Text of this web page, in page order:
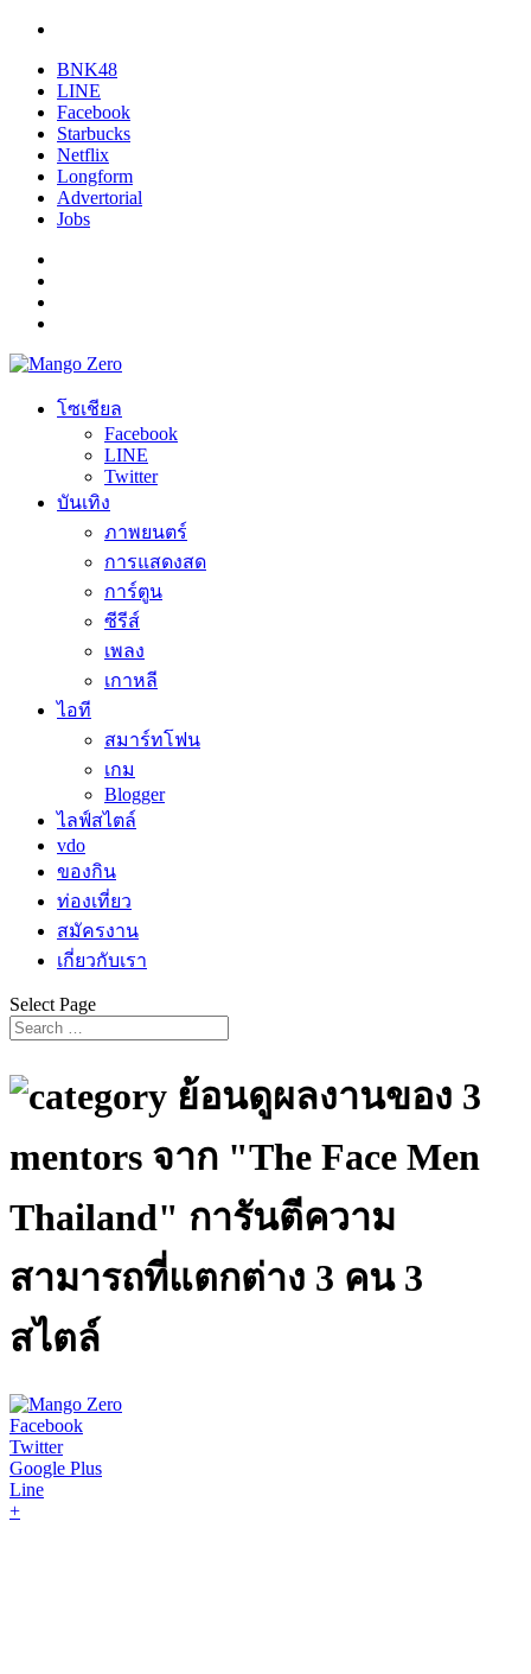
BNK48
LINE
Facebook
Starbucks
Netflix
Longform
Advertorial
Jobs
โซเชียล
Facebook
LINE
Twitter
บันเทิง
ภาพยนตร์
การแสดงสด
การ์ตูน
ซีรีส์
เพลง
เกาหลี
ไอที
สมาร์ทโฟน
เกม
Blogger
ไลฟ์สไตล์
vdo
ของกิน
ท่องเที่ยว
สมัครงาน
เกี่ยวกับเรา
Select Page
ย้อนดูผลงานของ 3
mentors จาก "The Face Men
Thailand" การันตีความ
สามารถที่แตกต่าง 3 คน 3
สไตล์
Facebook
Twitter
Google Plus
Line
+